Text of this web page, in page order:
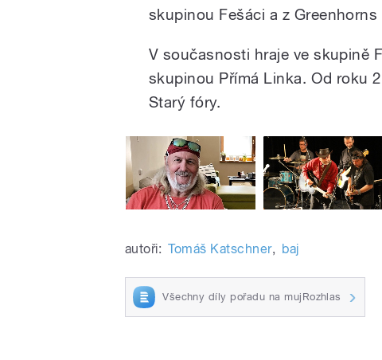
skupinou Fešáci a z
V současnosti hraje ve skupině
skupinou Přímá Linka. Od roku
Starý fóry.
autoři: Tomáš Katschner, baj
Všechny díly pořadu na mujRozhlas